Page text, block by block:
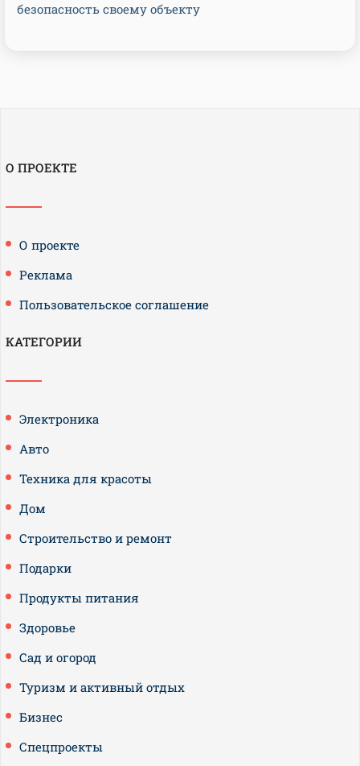
безопасность своему объекту
О ПРОЕКТЕ
О проекте
Реклама
Пользовательское соглашение
КАТЕГОРИИ
Электроника
Авто
Техника для красоты
Дом
Строительство и ремонт
Подарки
Продукты питания
Здоровье
Сад и огород
Туризм и активный отдых
Бизнес
Спецпроекты